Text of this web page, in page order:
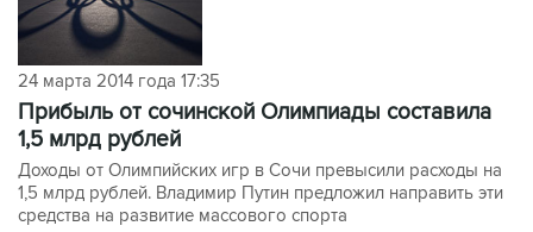
24 марта 2014 года 17:35
Прибыль от сочинской Олимпиады составила
1,5 млрд рублей
Доходы от Олимпийских игр в Сочи превысили расходы на
1,5 млрд рублей. Владимир Путин предложил направить эти
средства на развитие массового спорта